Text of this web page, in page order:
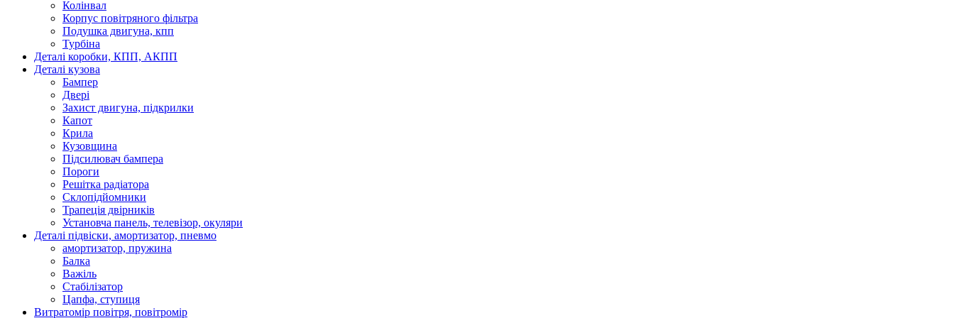
Колінвал
Корпус повітряного фільтра
Подушка двигуна, кпп
Турбіна
Деталі коробки, КПП, АКПП
Деталі кузова
Бампер
Двері
Захист двигуна, підкрилки
Капот
Крила
Кузовщина
Підсилювач бампера
Пороги
Решітка радіатора
Склопідйомники
Трапеція двірників
Установча панель, телевізор, окуляри
Деталі підвіски, амортизатор, пневмо
амортизатор, пружина
Балка
Важіль
Стабілізатор
Цапфа, ступиця
Витратомір повітря, повітромір